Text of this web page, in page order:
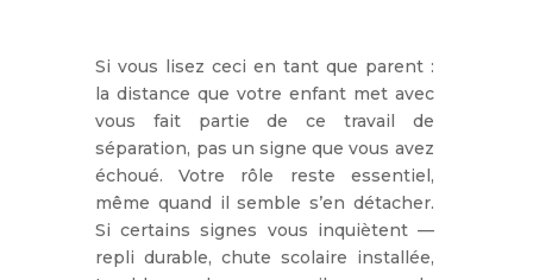
Si vous lisez ceci en tant que parent :
la distance que votre enfant met avec
vous fait partie de ce travail de
séparation, pas un signe que vous avez
échoué. Votre rôle reste essentiel,
même quand il semble s’en détacher.
Si certains signes vous inquiètent —
repli durable, chute scolaire installée,